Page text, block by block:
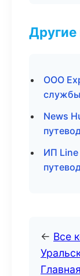
Другие
ООО
News
ИП
← Все